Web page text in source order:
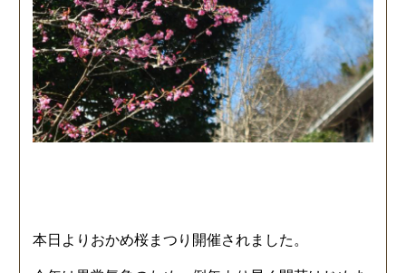
本日よりおかめ桜まつり開催されました。